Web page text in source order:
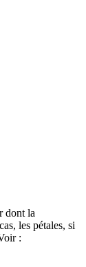
dont la
les pétales, si
: